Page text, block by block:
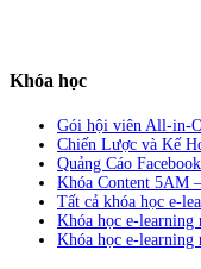
Khóa học
Gói hội viên All-in-
Chiến Lược và Kế
Quảng Cáo
Khóa Content 5AM
Tất cả khóa học e-
Khóa học e-learning
Khóa học e-learning